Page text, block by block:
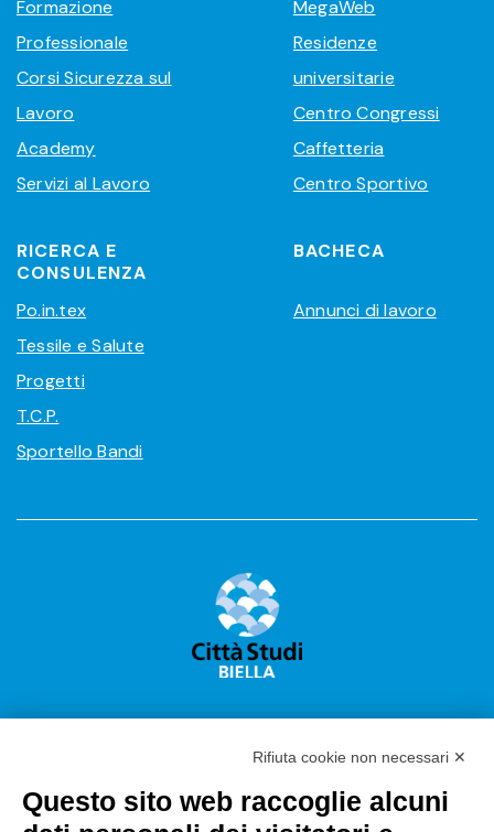
Formazione
Professionale
Corsi Sicurezza sul
Lavoro
Academy
Servizi al Lavoro
MegaWeb
Residenze
universitarie
Centro Congressi
Caffetteria
Centro Sportivo
RICERCA E
CONSULENZA
Po.in.tex
Tessile e Salute
Progetti
T.C.P.
Sportello Bandi
BACHECA
Annunci di lavoro
Città Studi S.p.A.
Rifiuta cookie non necessari ✕
Questo sito web raccoglie alcuni